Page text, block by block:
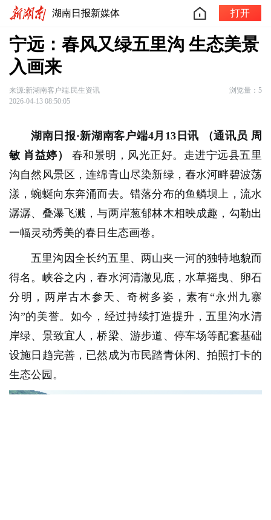
湖南日报新媒体 打开
宁远：春风又绿五里沟 生态美景
入画来
来源:新湖南客户端.民生资讯
浏览量：5
2026-04-13 08:50:05
湖南日报·新湖南客户端4月13日讯
（通讯员 周
敏 肖益婷）
春和景明，风光正好。走进宁远县五里
沟自然风景区，连绵青山尽染新绿，舂水河畔碧波荡
漾，蜿蜒向东奔涌而去。错落分布的鱼鳞坝上，流水
潺潺、叠瀑飞溅，与两岸葱郁林木相映成趣，勾勒出
一幅灵动秀美的春日生态画卷。
五里沟因全长约五里、两山夹一河的独特地貌而
得名。峡谷之内，舂水河清澈见底，水草摇曳、卵石
分明，两岸古木参天、奇树多姿，素有“永州九寨
沟”的美誉。如今，经过持续打造提升，五里沟水清
岸绿、景致宜人，桥梁、游步道、停车场等配套基础
设施日趋完善，已然成为市民踏青休闲、拍照打卡的
生态公园。